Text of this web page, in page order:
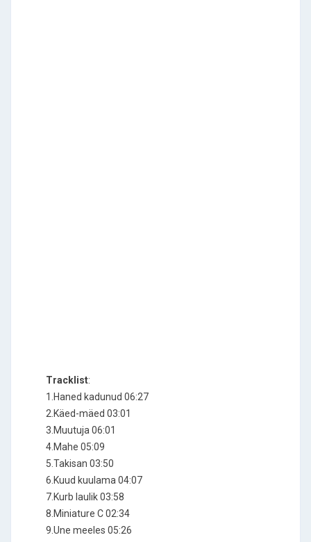
Tracklist:
1.Haned kadunud 06:27
2.Käed-mäed 03:01
3.Muutuja 06:01
4.Mahe 05:09
5.Takisan 03:50
6.Kuud kuulama 04:07
7.Kurb laulik 03:58
8.Miniature C 02:34
9.Une meeles 05:26